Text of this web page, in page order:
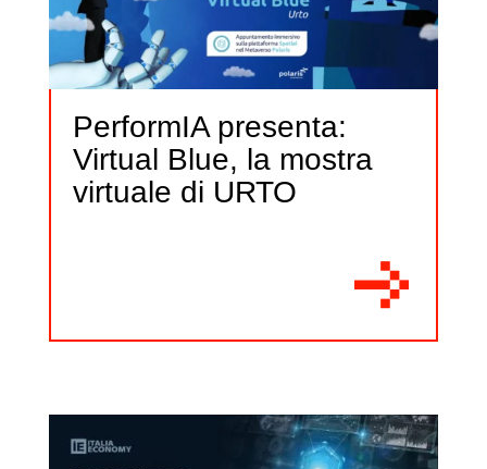
PerformIA presenta:
Virtual Blue, la mostra
virtuale di URTO